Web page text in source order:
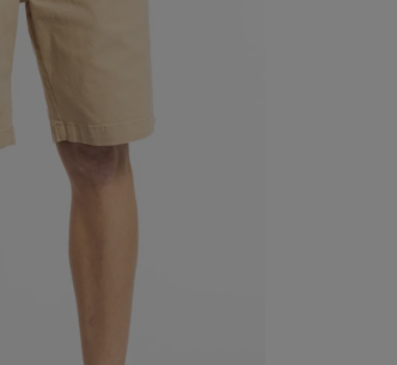
calça
shape
camisa
jaqueta